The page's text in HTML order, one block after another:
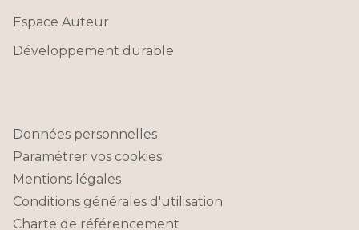
Espace Auteur
Développement durable
Données personnelles
Paramétrer vos cookies
Mentions légales
Conditions générales d'utilisation
Charte de référencement